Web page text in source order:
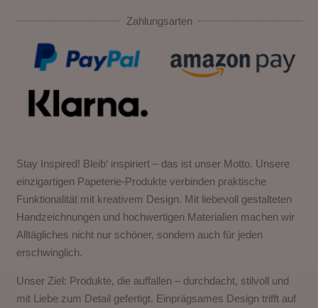
Zahlungsarten
Stay Inspired! Bleib‘ inspiriert – das ist unser Motto. Unsere
einzigartigen Papeterie-Produkte verbinden praktische
Funktionalität mit kreativem Design. Mit liebevoll gestalteten
Handzeichnungen und hochwertigen Materialien machen wir
Alltägliches nicht nur schöner, sondern auch für jeden
erschwinglich.
Unser Ziel: Produkte, die auffallen – durchdacht, stilvoll und
mit Liebe zum Detail gefertigt. Einprägsames Design trifft auf